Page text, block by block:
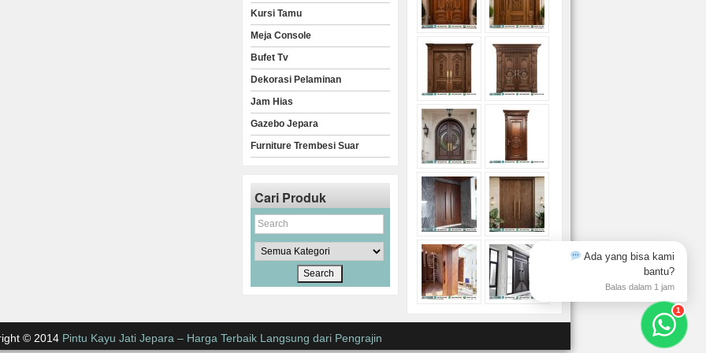
Kursi Tamu
Meja Console
Bufet Tv
Dekorasi Pelaminan
Jam Hias
Gazebo Jepara
Furniture Trembesi Suar
Cari Produk
© 2014 Pintu Kayu Jati Jepara – Harga Terbaik Langsung dari Pengrajin
Ada yang bisa kami
bantu?
Balas dalam 1 jam
1